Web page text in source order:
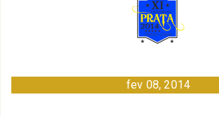
fev 08, 2014